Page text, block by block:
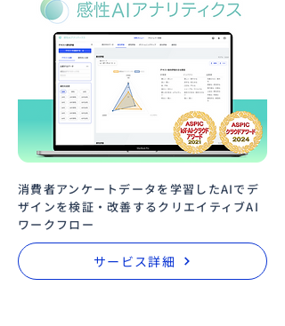
消費者アンケートデータを学習したAIでデ
ザインを検証・改善するクリエイティブAI
ワークフロー
サービス詳細